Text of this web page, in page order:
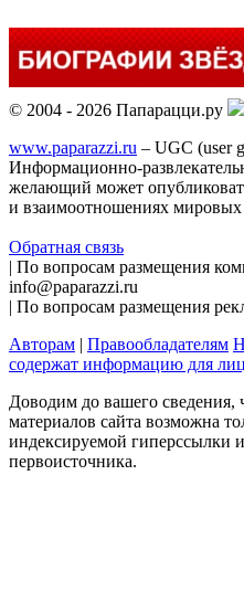
© 2004 - 2026 Папарацци.ру
www.paparazzi.ru – UGC (user
Информационно-
желающий может
и взаимоотношениях мировых
Обратная связь
| По вопросам размещения
info@paparazzi.ru
| По вопросам размещения
Авторам | Правообладателям
содержат информацию для лиц
Доводим до вашего сведения,
материалов сайта возможна
индексируемой гиперссылки
первоисточника.